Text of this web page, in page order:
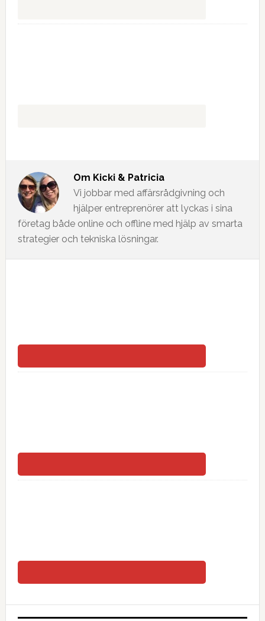
Om Kicki & Patricia
Vi jobbar med affärsrådgivning och
hjälper entreprenörer att lyckas i sina
företag både online och offline med hjälp av smarta
strategier och tekniska lösningar.